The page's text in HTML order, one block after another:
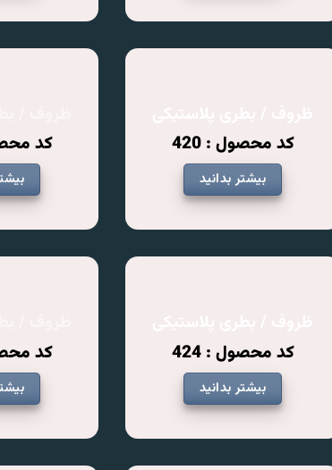
کد محصول : 420
بیشتر بدانید
کد
کد محصول : 424
بیشتر بدانید
کد